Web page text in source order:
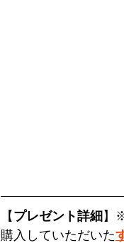
【プレゼント詳細】
購入していただいた